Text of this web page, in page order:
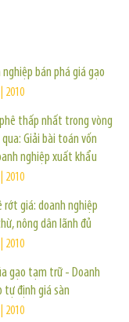
nghiệp bán phá giá gạo
2010
thấp nhất trong vòng
Giải bài toán vốn
nghiệp xuất khẩu
2010
rớt giá: doanh nghiệp
nông dân lãnh đủ
2010
gạo tạm trữ - Doanh
tự định giá sàn
2010